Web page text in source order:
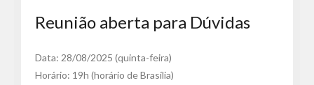
Reunião aberta para Dúvidas
Data: 28/08/2025 (quinta-feira)
Horário: 19h (horário de Brasília)